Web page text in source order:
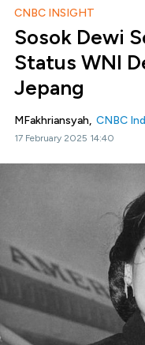
CNBC INSIGHT
Sosok Dewi
Status WNI
Jepang
MFakhriansyah, CNBC
17 February 2025 14:40